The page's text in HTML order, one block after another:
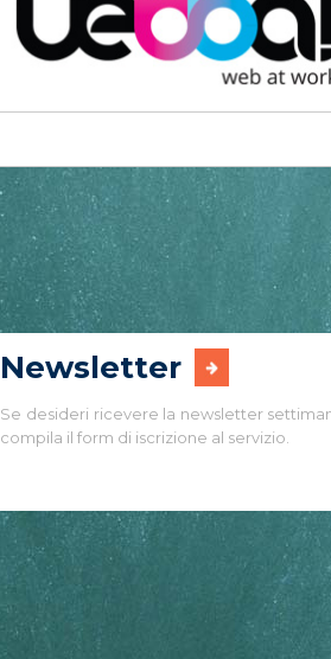
Newsletter
Se desideri ricevere la newsletter
compila il form di iscrizione al servizio.